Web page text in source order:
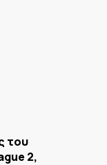
του
2,